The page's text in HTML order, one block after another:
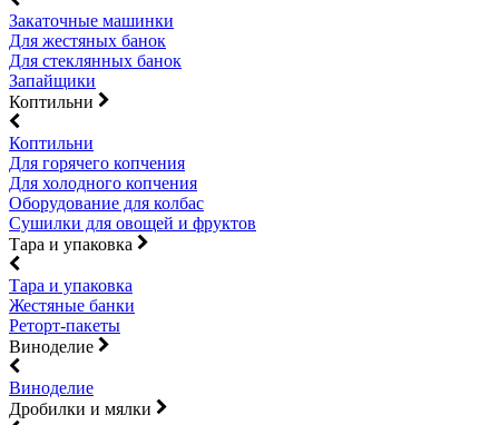
Закаточные машинки
Для жестяных банок
Для стеклянных банок
Запайщики
Коптильни
Коптильни
Для горячего копчения
Для холодного копчения
Оборудование для колбас
Сушилки для овощей и фруктов
Тара и упаковка
Тара и упаковка
Жестяные банки
Реторт-пакеты
Виноделие
Виноделие
Дробилки и мялки